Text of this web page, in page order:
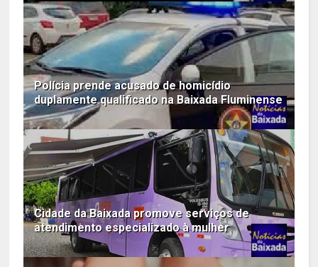
Polícia prende acusado de homicídio
duplamente qualificado na Baixada Fluminense
Cidade da Baixada promove serviços de
atendimento especializado à mulher